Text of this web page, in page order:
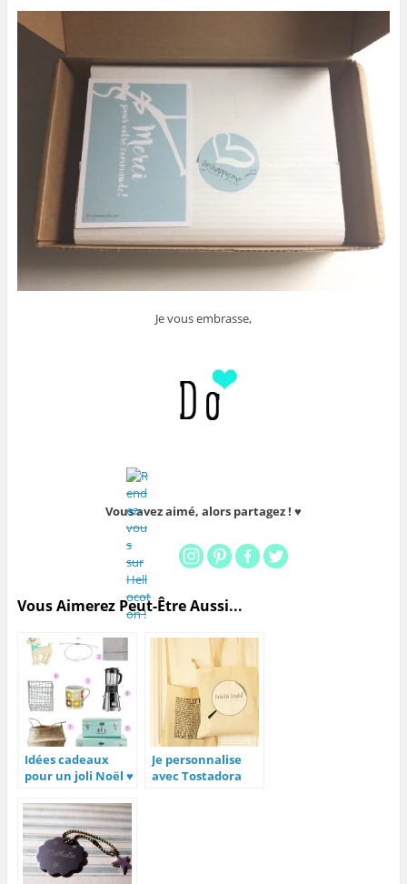
Je vous embrasse,
Vous avez aimé, alors partagez ! ♥
Vous Aimerez Peut-Être Aussi...
Idées cadeaux
pour un joli Noël ♥
Je personnalise
avec Tostadora